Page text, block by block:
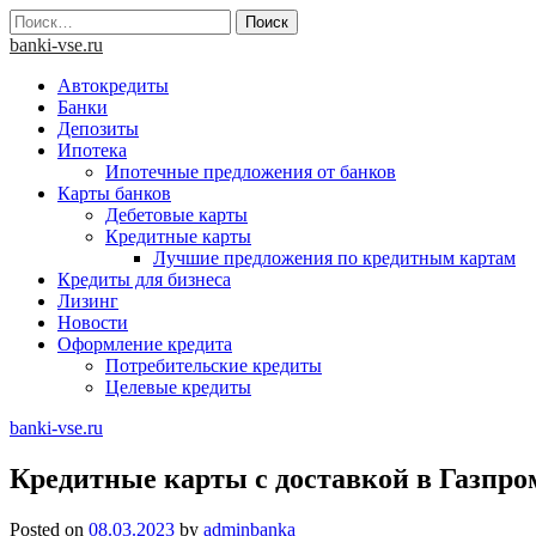
Skip
to
Найти:
banki-vse.ru
Автокредиты
Банки
Депозиты
Ипотека
Ипотечные предложения от банков
Карты банков
Дебетовые карты
Кредитные карты
Лучшие предложения по кредитным картам
Кредиты для бизнеса
Лизинг
Новости
Оформление кредита
Потребительские кредиты
Целевые кредиты
banki-vse.ru
Кредитные карты с доставкой в
Posted on 08.03.2023 by adminbanka